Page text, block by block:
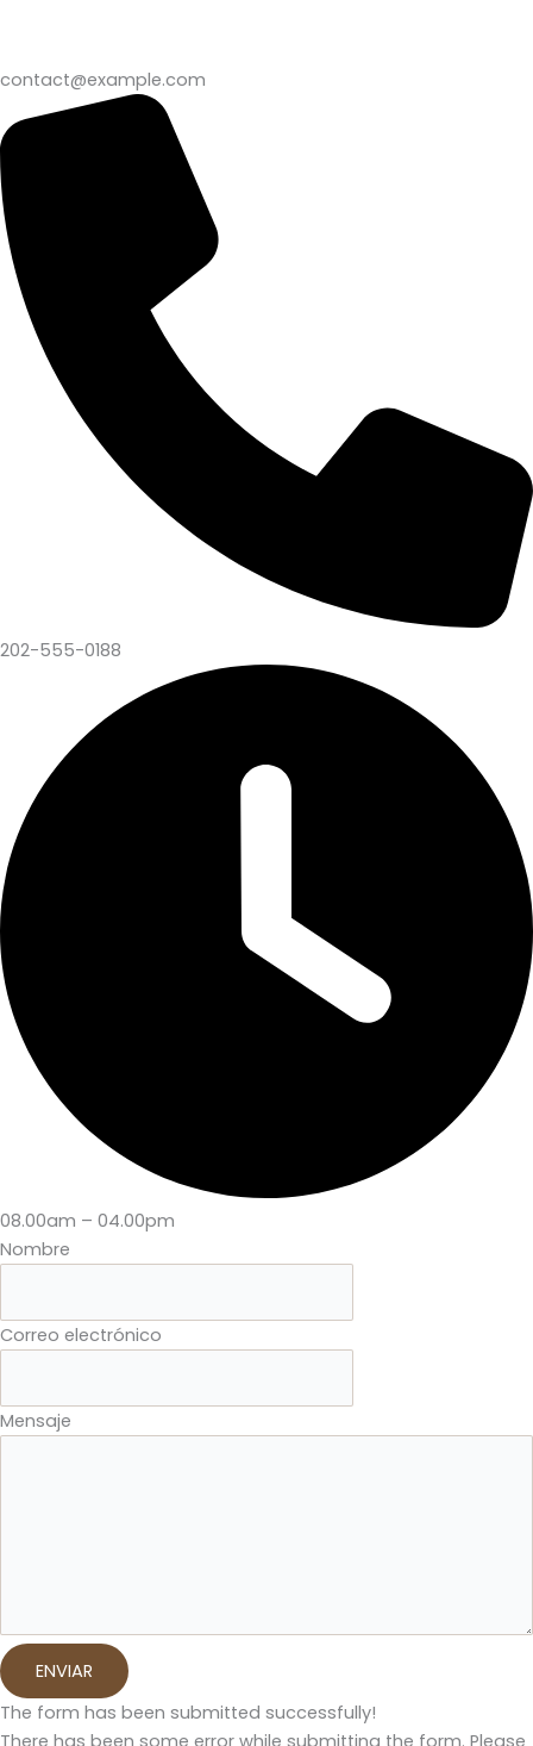
contact@example.com
202-555-0188
08.00am – 04.00pm
Nombre
Correo electrónico
Mensaje
ENVIAR
The form has been submitted successfully!